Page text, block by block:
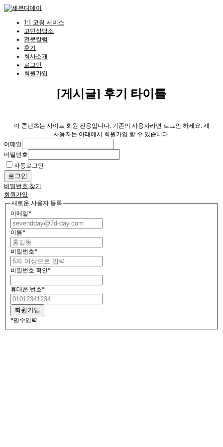
Skip
content
1:1 코칭 서비스
고민상담소
전문칼럼
후기
회사소개
로그인
회원가입
[게시글] 후기 타이틀
이 콘텐츠는 사이트 회원 전용입니다. 기존의 사용자라면 로그인 하세요. 새
사용자는 아래에서 회원가입 할 수 있습니다.
이메일
비밀번호
자동로그인
로그인
비밀번호 찾기
회원가입
새로운 사용자 등록
이메일*
이름*
비밀번호*
비밀번호 확인*
휴대폰 번호*
*필수입력